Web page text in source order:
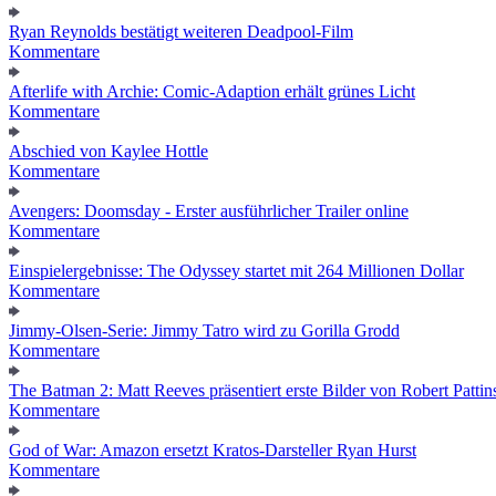
Ryan Reynolds bestätigt weiteren Deadpool-Film
Kommentare
Afterlife with Archie: Comic-Adaption erhält grünes Licht
Kommentare
Abschied von Kaylee Hottle
Kommentare
Avengers: Doomsday - Erster ausführlicher Trailer online
Kommentare
Einspielergebnisse: The Odyssey startet mit 264 Millionen Dollar
Kommentare
Jimmy-Olsen-Serie: Jimmy Tatro wird zu Gorilla Grodd
Kommentare
The Batman 2: Matt Reeves präsentiert erste Bilder von Robert
Kommentare
God of War: Amazon ersetzt Kratos-Darsteller Ryan Hurst
Kommentare